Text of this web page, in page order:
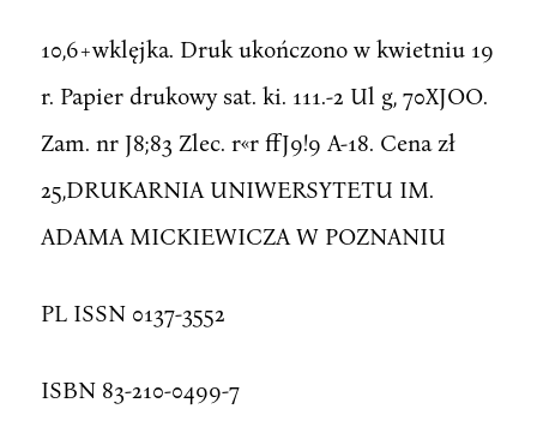
10,6+wklęjka. Druk ukończono w kwietniu 19
r. Papier drukowy sat. ki. 111.-2 Ul g, 70XJOO.
Zam. nr J8;83 Zlec. r«r ffJ9!9 A-18. Cena zł
25,DRUKARNIA UNIWERSYTETU IM.
ADAMA MICKIEWICZA W POZNANIU
PL ISSN 0137-3552
ISBN 83-210-0499-7